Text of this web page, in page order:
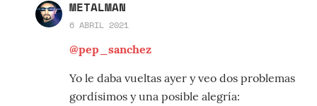
METALMAN
6 ABRIL 2021
@pep_sanchez
Yo le daba vueltas ayer y veo dos problemas
gordísimos y una posible alegría: